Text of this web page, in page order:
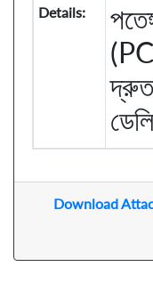
Details:
দ্রুত
Download